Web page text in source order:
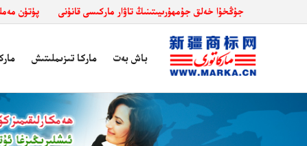
جۇڭخۇا خەلق جۇمھۇرىيىتىنىڭ تاۋار ماركىسى قانۇنى پۈتۈن
باش بەت ماركا تىزىملىتىش